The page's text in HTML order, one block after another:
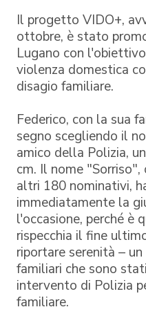
Il progetto VIDO+,
ottobre, è stato
Lugano con
violenza domestica
disagio familiare.
Federico, con la sua
segno scegliendo il
amico della Polizia,
cm. Il nome
altri 180 nominativi,
immediatamente la
l'occasione, perché è
rispecchia il fine
riportare serenità –
familiari che sono
intervento di Polizia
familiare.